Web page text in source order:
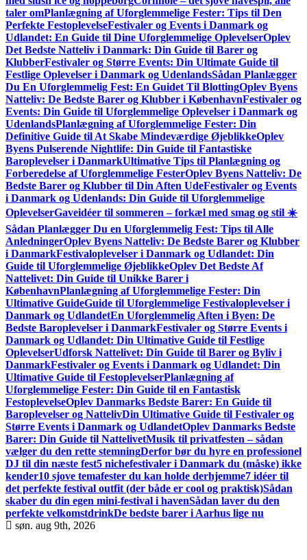
taler omPlanlægning af Uforglemmelige Fester: Tips til Den
Perfekte FestoplevelseFestivaler og Events i Danmark og
Udlandet: En Guide til Dine Uforglemmelige OplevelserOplev
Det Bedste Natteliv i Danmark: Din Guide til Barer og
KlubberFestivaler og Større Events: Din Ultimate Guide til
Festlige Oplevelser i Danmark og UdenlandsSådan Planlægger
Du En Uforglemmelig Fest: En Guidet Til BlottingOplev Byens
Natteliv: De Bedste Barer og Klubber i KøbenhavnFestivaler og
Events: Din Guide til Uforglemmelige Oplevelser i Danmark og
UdenlandsPlanlægning af Uforglemmelige Fester: Din
Definitive Guide til At Skabe Mindeværdige ØjeblikkeOplev
Byens Pulserende Nightlife: Din Guide til Fantastiske
Baroplevelser i DanmarkUltimative Tips til Planlægning og
Forberedelse af Uforglemmelige FesterOplev Byens Natteliv: De
Bedste Barer og Klubber til Din Aften UdeFestivaler og Events
i Danmark og Udenlands: Din Guide til Uforglemmelige
OplevelserGaveidéer til sommeren – forkæl med smag og stil ☀️
Sådan Planlægger Du en Uforglemmelig Fest: Tips til Alle
AnledningerOplev Byens Natteliv: De Bedste Barer og Klubber
i DanmarkFestivaloplevelser i Danmark og Udlandet: Din
Guide til Uforglemmelige ØjeblikkeOplev Det Bedste Af
Nattelivet: Din Guide til Unikke Barer i
KøbenhavnPlanlægning af Uforglemmelige Fester: Din
Ultimative GuideGuide til Uforglemmelige Festivaloplevelser i
Danmark og UdlandetEn Uforglemmelig Aften i Byen: De
Bedste Baroplevelser i DanmarkFestivaler og Større Events i
Danmark og Udlandet: Din Ultimative Guide til Festlige
OplevelserUdforsk Nattelivet: Din Guide til Barer og Byliv i
DanmarkFestivaler og Events i Danmark og Udlandet: Din
Ultimative Guide til FestoplevelserPlanlægning af
Uforglemmelige Fester: Din Guide til en Fantastisk
FestoplevelseOplev Danmarks Bedste Barer: En Guide til
Baroplevelser og NattelivDin Ultimative Guide til Festivaler og
Større Events i Danmark og UdlandetOplev Danmarks Bedste
Barer: Din Guide til NattelivetMusik til privatfesten – sådan
vælger du den rette stemningDerfor bør du hyre en professionel
DJ til din næste fest5 nichefestivaler i Danmark du (måske) ikke
kender10 sjove temafester du kan holde derhjemme7 idéer til
det perfekte festival outfit (der både er cool og praktisk)Sådan
skaber du din egen mini-festival i havenSådan laver du den
perfekte velkomstdrinkDe bedste barer i Aarhus lige nu
søn. aug 9th, 2026